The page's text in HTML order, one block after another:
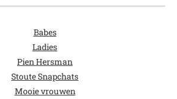
Babes
Ladies
Pien Hersman
Stoute Snapchats
Mooie vrouwen